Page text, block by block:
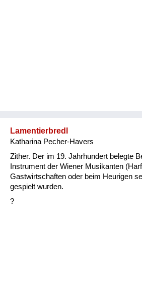
Lamentierbredl
Katharina Pecher-Havers
Zither. Der im 19. Jahrhundert belegte
Instrument der Wiener Musikanten
Gastwirtschaften oder beim Heurigen
gespielt wurden.
?